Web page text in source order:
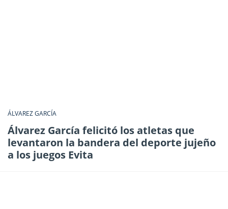
ÁLVAREZ GARCÍA
Álvarez García felicitó los atletas que
levantaron la bandera del deporte jujeño
a los juegos Evita